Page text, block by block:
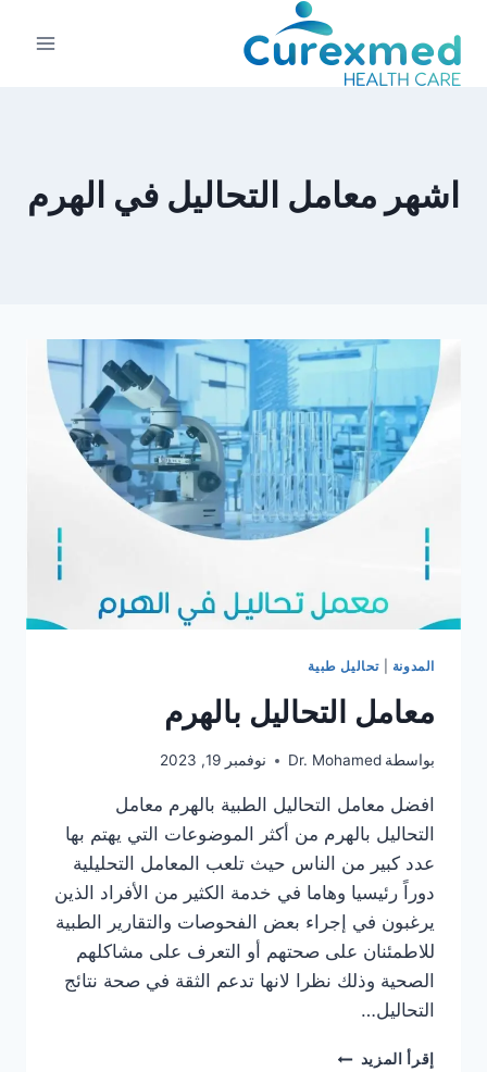
المحتوى
اشهر معامل التحاليل في الهرم
المدونة تحاليل طبية
معامل التحاليل بالهرم
بواسطة Dr. Mohamed نوفمبر 19, 2023
افضل معامل التحاليل الطبية بالهرم معامل
التحاليل بالهرم من أكثر الموضوعات التي يهتم بها
عدد كبير من الناس حيث تلعب المعامل التحليلية
دوراً رئيسيا وهاما في خدمة الكثير من الأفراد الذين
يرغبون في إجراء بعض الفحوصات والتقارير الطبية
للاطمئنان على صحتهم أو التعرف على مشاكلهم
الصحية وذلك نظرا لانها تدعم الثقة في صحة نتائج
التحاليل…
إقرأ المزيد معامل